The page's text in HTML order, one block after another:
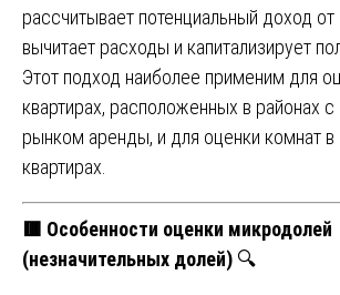
рассчитывает потенциальный доход
вычитает расходы и капитализирует
Этот подход наиболее применим для
квартирах, расположенных в районах
рынком аренды, и для оценки комнат
квартирах.
🟥 Особенности оценки микродолей
(незначительных долей) 🔍